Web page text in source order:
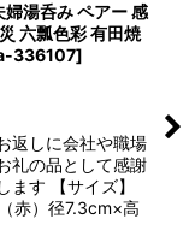
湯呑み ペアー 感
六瓢色彩 有田焼
336107]
返しに会社や職場
礼の品として感謝
す 【サイズ】
赤）径7.3cm×高